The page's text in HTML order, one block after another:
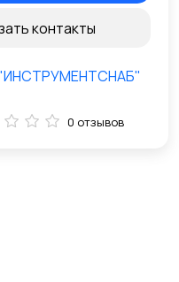
контакты
0 отзывов